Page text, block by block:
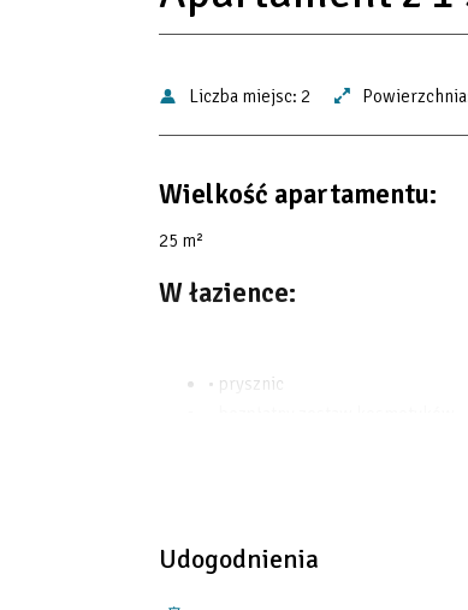
Liczba miejsc: 2
Wielkość apartamentu:
25 m²
W łazience:
• prysznic
Udogodnienia